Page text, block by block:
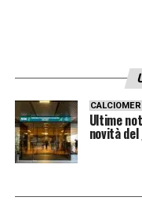
Ultime
novità